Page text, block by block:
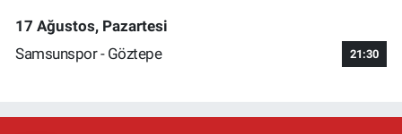
17 Ağustos, Pazartesi
Samsunspor - Göztepe
21:30